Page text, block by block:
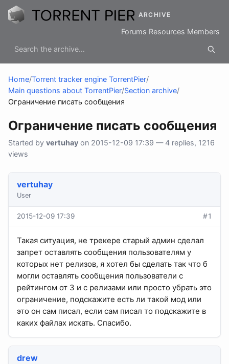
ARCHIVE
Forums Resources Members
Home/Torrent tracker engine TorrentPier/
Main questions about TorrentPier/Section archive/
Ограничение писать сообщения
Ограничение писать сообщения
Started by vertuhay on 2015-12-09 17:39 — 4 replies, 1216
views
vertuhay
User
2015-12-09 17:39 #1
Такая ситуация, не трекере старый админ сделал
запрет оставлять сообщения пользователям у
которых нет релизов, я хотел бы сделать так что б
могли оставлять сообщения пользователи с
рейтингом от 3 и с релизами или просто убрать это
ограничение, подскажите есть ли такой мод или
это он сам писал, если сам писал то подскажите в
каких файлах искать. Спасибо.
drew